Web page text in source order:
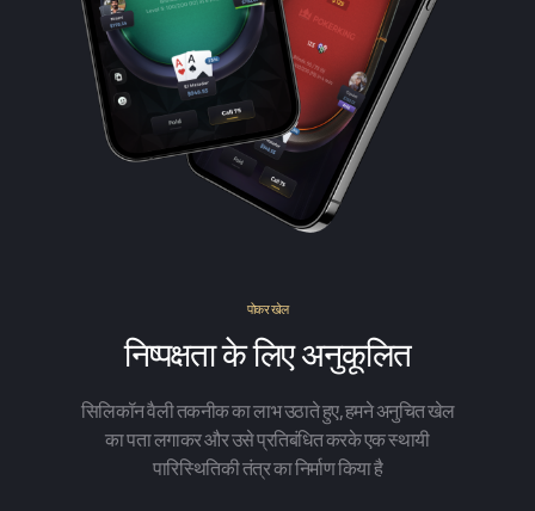
पोकर खेल
निष्पक्षता के लिए अनुकूलित
सिलिकॉन वैली तकनीक का लाभ उठाते हुए, हमने अनुचित खेल
का पता लगाकर और उसे प्रतिबंधित करके एक स्थायी
पारिस्थितिकी तंत्र का निर्माण किया है